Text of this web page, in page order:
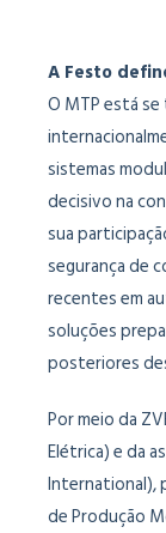
A Festo
O MTP está
sistemas
decisivo na
sua
segurança de
recentes em
soluções
posteriores
Por meio da
Elétrica) e da
International),
de Produção